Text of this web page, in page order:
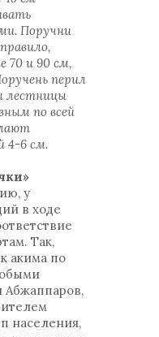
Поручни
70 и 90 см,
перил
лестницы
по всей
4-6 см.
у
в ходе
Так,
акима по
Абжаппаров,
населения,